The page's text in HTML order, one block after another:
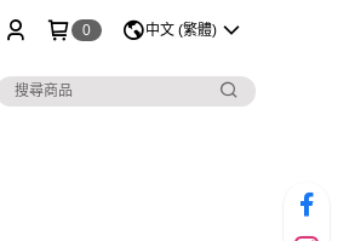
0 中文 (繁體)